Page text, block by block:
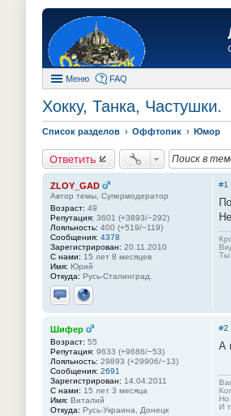
Меню FAQ
Хокку, Танка, Частушки.
Список разделов Оффтопик Юмор
Ответить
ZLOY_GAD
Автор темы, Супермодератор
Возраст: 49
Репутация: 3601 (+3893/−292)
Лояльность: 400 (+519/−119)
Сообщения: 4378
Зарегистрирован: 20.11.2010
С нами: 15 лет 8 месяцев
Имя: Юрий
Откуда: Русь-Сталинград.
Отправить личное сообщение
Сайт
#1
Ты
Шифер
Возраст: 55
Репутация: 9633 (+9686/−53)
Лояльность: 29893 (+29906/−13)
Сообщения: 2691
Зарегистрирован: 14.04.2011
С нами: 15 лет 3 месяца
Имя: Виталий
Откуда: Русь-Украина, Донецк
#2
А
Но
И